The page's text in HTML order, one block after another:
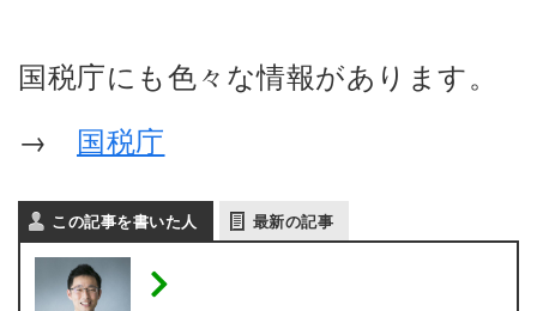
国税庁にも色々な情報があります。
→ 国税庁
この記事を書いた人 最新の記事